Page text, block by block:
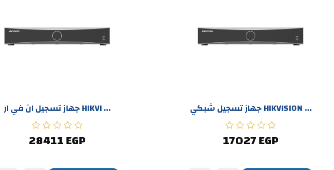
جهاز تسجيل ان في ار HIKVI ...
28411 EGP
جهاز تسجيل شبكي HIKVISION ...
17027 EGP